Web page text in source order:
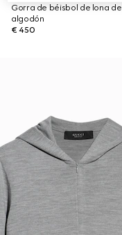
Gorra de béisbol de lona de
algodón
€ 450